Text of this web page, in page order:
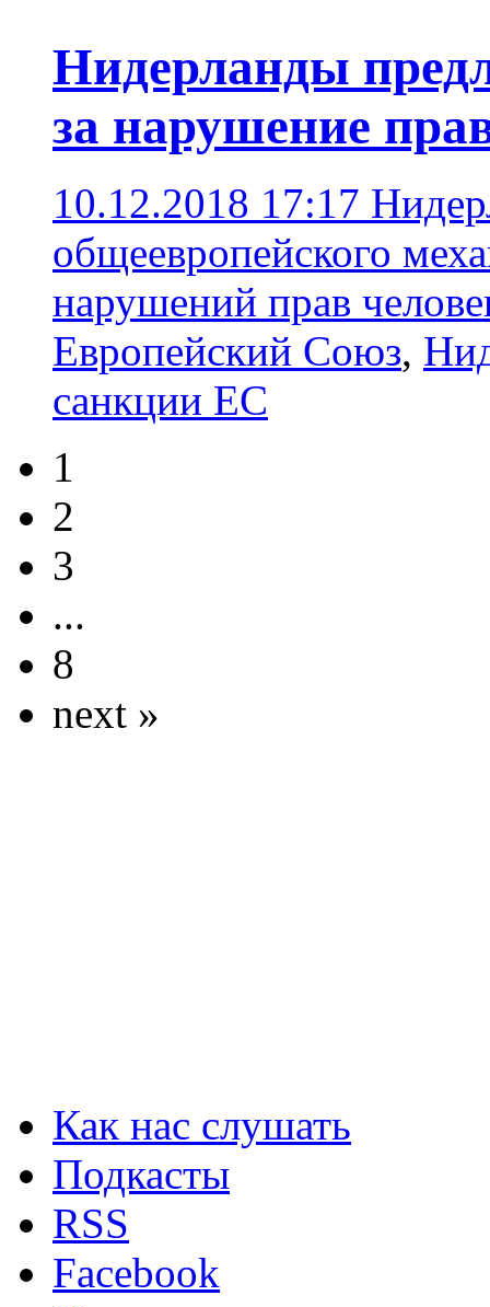
Нидерланды
за нарушение
10.12.2018 17:17
общеевропейского
нарушений прав
Европейский Союз,
санкции ЕС
1
2
3
...
8
next »
Как нас слушать
Подкасты
RSS
Facebook